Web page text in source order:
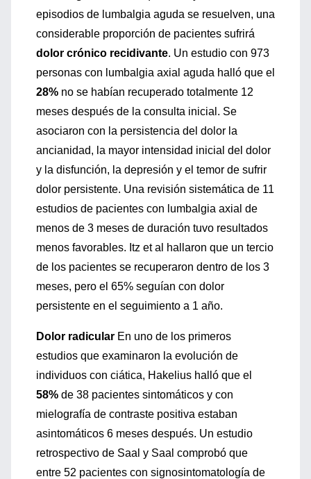
episodios de lumbalgia aguda se resuelven, una
considerable proporción de pacientes sufrirá
dolor crónico recidivante. Un estudio con 973
personas con lumbalgia axial aguda halló que el
28% no se habían recuperado totalmente 12
meses después de la consulta inicial. Se
asociaron con la persistencia del dolor la
ancianidad, la mayor intensidad inicial del dolor
y la disfunción, la depresión y el temor de sufrir
dolor persistente. Una revisión sistemática de 11
estudios de pacientes con lumbalgia axial de
menos de 3 meses de duración tuvo resultados
menos favorables. Itz et al hallaron que un tercio
de los pacientes se recuperaron dentro de los 3
meses, pero el 65% seguían con dolor
persistente en el seguimiento a 1 año.
Dolor radicular En uno de los primeros
estudios que examinaron la evolución de
individuos con ciática, Hakelius halló que el
58% de 38 pacientes sintomáticos y con
mielografía de contraste positiva estaban
asintomáticos 6 meses después. Un estudio
retrospectivo de Saal y Saal comprobó que
entre 52 pacientes con signosintomatología de